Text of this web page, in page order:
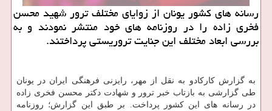
رسانه های کشور یونان از زوایای مختلف ترور شهید محسن
فخری زاده را در روزنامه های خود منتشر نمودند و به
بررسی ابعاد مختلف این جنایت تروریستی پرداختند.
به گزارش کارکادو به نقل از مهر، رایزنی فرهنگی ایران در یونان
طی گزارشی به بازتاب خبر ترور و شهادت دکتر محسن فخری زاده
در رسانه های این کشور پرداخت. بر طبق این گزارش؛ روزنامه